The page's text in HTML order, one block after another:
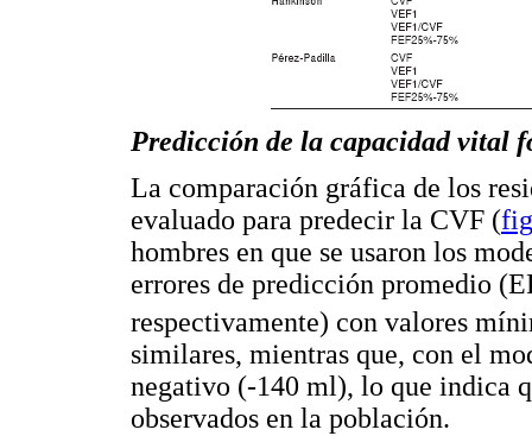
Predicción de la capacidad vital
La comparación gráfica de los
evaluado para predecir la CVF (
hombres en que se usaron los
errores de predicción promedio
respectivamente) con valores
similares, mientras que, con el
negativo (-140 ml), lo que indica
observados en la población.